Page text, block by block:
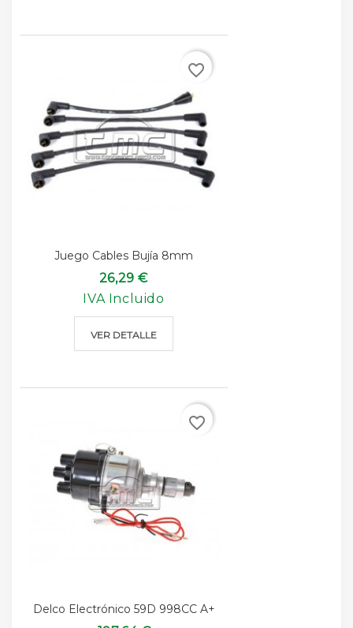
Juego Cables Bujía 8mm
26,29 €
IVA Incluido
VER DETALLE
favorite_border
Delco Electrónico 59D 998CC A+
favorite_border